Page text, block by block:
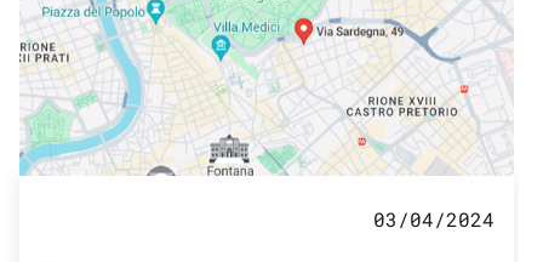
03/04/2024